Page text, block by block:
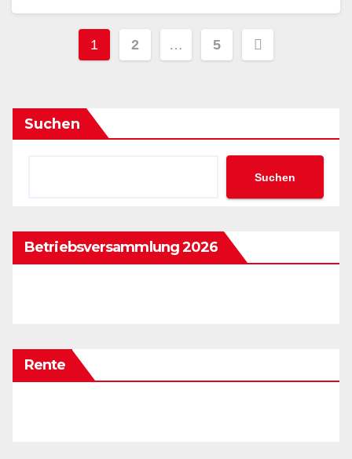
Beitragsnavigation
1 2 … 5
Suchen
Suchen
Betriebsversammlung 2026
Rente